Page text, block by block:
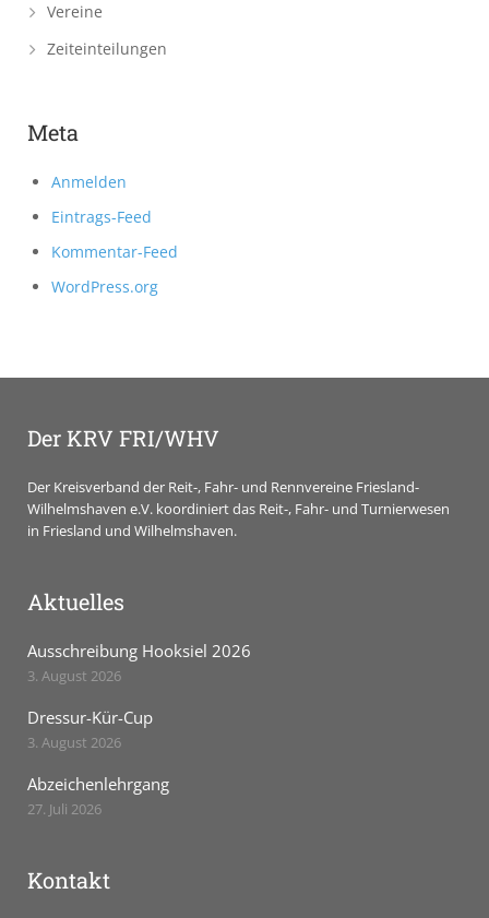
Vereine
Zeiteinteilungen
Meta
Anmelden
Eintrags-Feed
Kommentar-Feed
WordPress.org
Der KRV FRI/WHV
Der Kreisverband der Reit-, Fahr- und Rennvereine Friesland-
Wilhelmshaven e.V. koordiniert das Reit-, Fahr- und Turnierwesen
in Friesland und Wilhelmshaven.
Aktuelles
Ausschreibung Hooksiel 2026
3. August 2026
Dressur-Kür-Cup
3. August 2026
Abzeichenlehrgang
27. Juli 2026
Kontakt